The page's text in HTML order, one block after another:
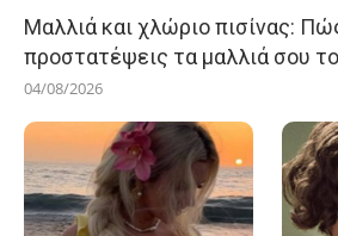
Μαλλιά και χλώριο πισίνας:
προστατέψεις τα μαλλιά σου
04/08/2026